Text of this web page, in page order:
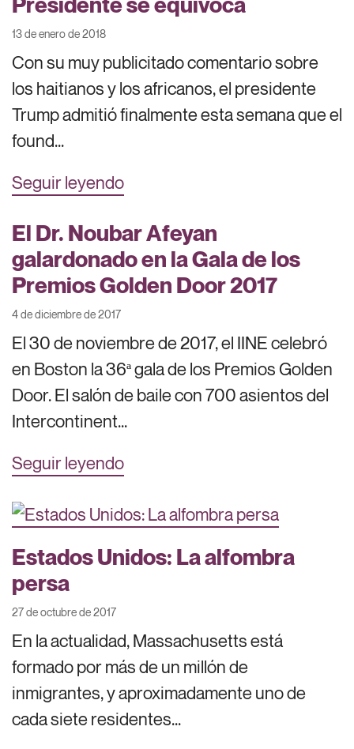
13 de enero de 2018
Con su muy publicitado comentario sobre
los haitianos y los africanos, el presidente
Trump admitió finalmente esta semana que el
found...
Seguir leyendo
El Dr. Noubar Afeyan
galardonado en la Gala de los
Premios Golden Door 2017
4 de diciembre de 2017
El 30 de noviembre de 2017, el IINE celebró
en Boston la 36ª gala de los Premios Golden
Door. El salón de baile con 700 asientos del
Intercontinent...
Seguir leyendo
Estados Unidos: La alfombra
persa
27 de octubre de 2017
En la actualidad, Massachusetts está
formado por más de un millón de
inmigrantes, y aproximadamente uno de
cada siete residentes...